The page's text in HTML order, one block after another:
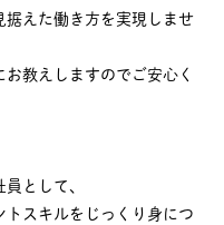
据えた働き方を実現しませ
教えしますのでご安心く
として、
スキルをじっくり身につ